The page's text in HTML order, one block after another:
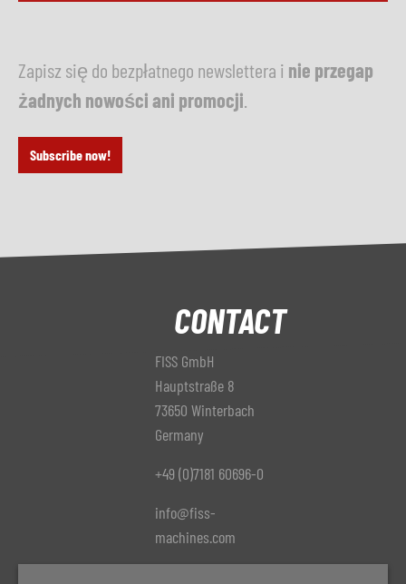
Zapisz się do bezpłatnego newslettera i nie przegap
żadnych nowości ani promocji
Subscribe now!
CONTACT
FISS GmbH
Hauptstraße 8
73650 Winterbach
Germany
+49 (0)7181 60696-0
info@fiss-
machines.com